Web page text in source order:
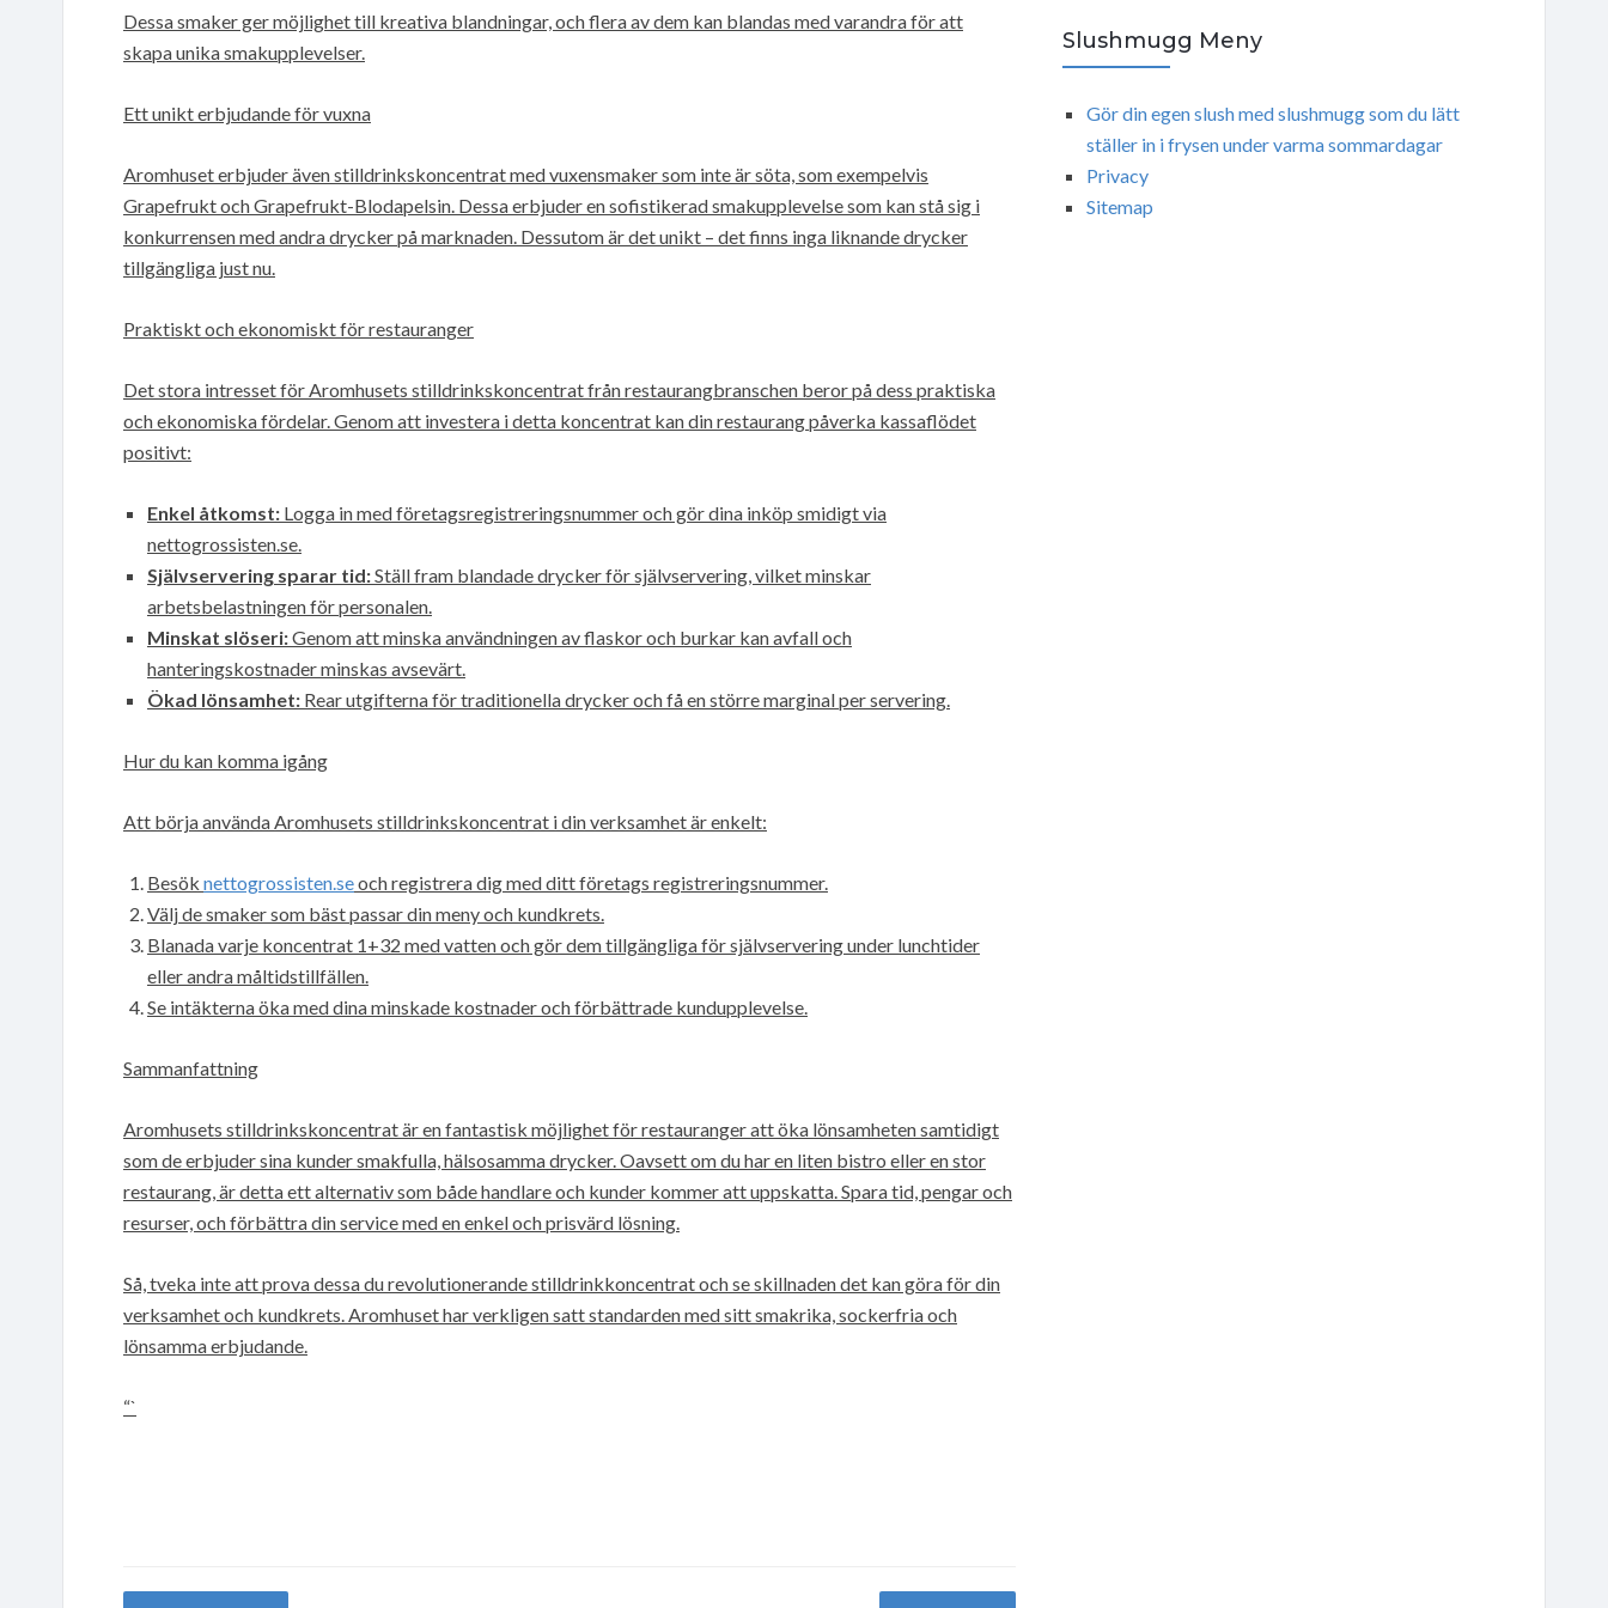
Dessa smaker ger möjlighet till kreativa blandningar, och flera av dem kan blandas med varandra för att
skapa unika smakupplevelser.
Ett unikt erbjudande för vuxna
Aromhuset erbjuder även stilldrinkskoncentrat med vuxensmaker som inte är söta, som exempelvis
Grapefrukt och Grapefrukt-Blodapelsin. Dessa erbjuder en sofistikerad smakupplevelse som kan stå sig i
konkurrensen med andra drycker på marknaden. Dessutom är det unikt – det finns inga liknande drycker
tillgängliga just nu.
Praktiskt och ekonomiskt för restauranger
Det stora intresset för Aromhusets stilldrinkskoncentrat från restaurangbranschen beror på dess praktiska
och ekonomiska fördelar. Genom att investera i detta koncentrat kan din restaurang påverka kassaflödet
positivt:
Enkel åtkomst: Logga in med företagsregistreringsnummer och gör dina inköp smidigt via
nettogrossisten.se.
Självservering sparar tid:Ställ fram blandade drycker för självservering, vilket minskar
arbetsbelastningen för personalen.
Minskat slöseri:Genom att minska användningen av flaskor och burkar kan avfall och
hanteringskostnader minskas avsevärt.
Ökad lönsamhet: Rear utgifterna för traditionella drycker och få en större marginal per servering.
Hur du kan komma igång
Att börja använda Aromhusets stilldrinkskoncentrat i din verksamhet är enkelt:
Besök nettogrossisten.seoch registrera dig med ditt företags registreringsnummer.
Välj de smaker som bäst passar din meny och kundkrets.
Blanada varje koncentrat 1+32 med vatten och gör dem tillgängliga för självservering under lunchtider
eller andra måltidstillfällen.
Se intäkterna öka med dina minskade kostnader och förbättrade kundupplevelse.
Sammanfattning
Aromhusets stilldrinkskoncentrat är en fantastisk möjlighet för restauranger att öka lönsamheten samtidigt
som de erbjuder sina kunder smakfulla, hälsosamma drycker. Oavsett om du har en liten bistro eller en stor
restaurang, är detta ett alternativ som både handlare och kunder kommer att uppskatta. Spara tid, pengar och
resurser, och förbättra din service med en enkel och prisvärd lösning.
Så, tveka inte att prova dessa du revolutionerande stilldrinkkoncentrat och se skillnaden det kan göra för din
verksamhet och kundkrets. Aromhuset har verkligen satt standarden med sitt smakrika, sockerfria och
lönsamma erbjudande.
“`
Slushmugg Meny
Gör din egen slush med slushmugg som du lätt
ställer in i frysen under varma sommardagar
Privacy
Sitemap